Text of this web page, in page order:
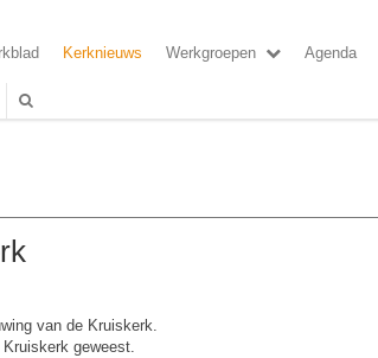
Kerknieuws Werkgroepen Agenda
van de Kruiskerk.
geweest.